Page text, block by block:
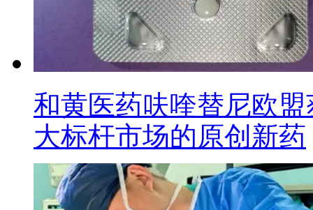
和黄医药呋喹替尼欧
大标杆市场的原创新药